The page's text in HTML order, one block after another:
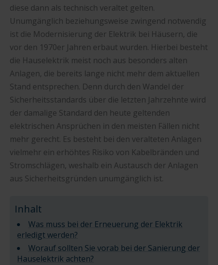
diese dann als technisch veraltet gelten.
Unumgänglich beziehungsweise zwingend notwendig
ist die Modernisierung der Elektrik bei Häusern, die
vor den 1970er Jahren erbaut wurden. Hierbei besteht
die Hauselektrik meist noch aus besonders alten
Anlagen, die bereits lange nicht mehr dem aktuellen
Stand entsprechen. Denn durch den Wandel der
Sicherheitsstandards über die letzten Jahrzehnte wird
der damalige Standard den heute geltenden
elektrischen Ansprüchen in den meisten Fällen nicht
mehr gerecht. Es besteht bei den veralteten Anlagen
vielmehr ein erhöhtes Risiko von Kabelbränden und
Stromschlägen, weshalb ein Austausch der Anlagen
aus Sicherheitsgründen unumgänglich ist.
Inhalt
Was muss bei der Erneuerung der Elektrik
erledigt werden?
Worauf sollten Sie vorab bei der Sanierung der
Hauselektrik achten?